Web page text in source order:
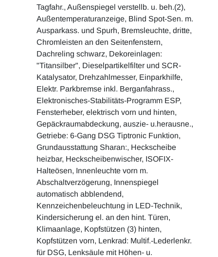
Tagfahr., Außenspiegel verstellb. u. beh.(2),
Außentemperaturanzeige, Blind Spot-Sen. m.
Ausparkass. und Spurh, Bremsleuchte, dritte,
Chromleisten an den Seitenfenstern,
Dachreling schwarz, Dekoreinlagen:
"Titansilber", Dieselpartikelfilter und SCR-
Katalysator, Drehzahlmesser, Einparkhilfe,
Elektr. Parkbremse inkl. Berganfahrass.,
Elektronisches-Stabilitäts-Programm ESP,
Fensterheber, elektrisch vorn und hinten,
Gepäckraumabdeckung, auszie- u.herausne.,
Getriebe: 6-Gang DSG Tiptronic Funktion,
Grundausstattung Sharan:, Heckscheibe
heizbar, Heckscheibenwischer, ISOFIX-
Halteösen, Innenleuchte vorn m.
Abschaltverzögerung, Innenspiegel
automatisch abblendend,
Kennzeichenbeleuchtung in LED-Technik,
Kindersicherung el. an den hint. Türen,
Klimaanlage, Kopfstützen (3) hinten,
Kopfstützen vorn, Lenkrad: Multif.-Lederlenkr.
für DSG, Lenksäule mit Höhen- u.